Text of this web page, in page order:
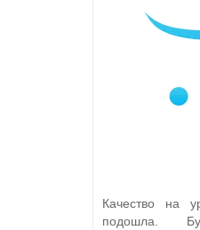
Качество на
подошла.